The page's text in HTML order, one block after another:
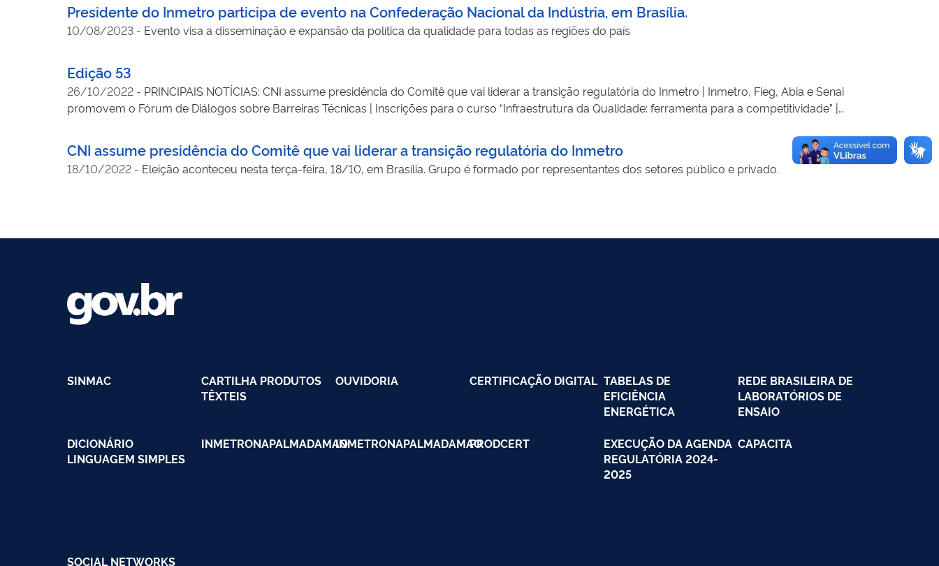
Presidente do Inmetro participa de evento na Confederação Nacional da Indústria, em Brasília.
10/08/2023 - Evento visa a disseminação e expansão da política da qualidade para todas as regiões do país
Edição 53
26/10/2022 - PRINCIPAIS NOTÍCIAS: CNI assume presidência do Comitê que vai liderar a transição regulatória do Inmetro | Inmetro, Fieg, Abia e Senai
promovem o Fórum de Diálogos sobre Barreiras Técnicas | Inscrições para o curso “Infraestrutura da Qualidade: ferramenta para a competitividade” |
pela Polícia Federal | Deliberação 314 de 21/10/2022 – Aprova o Acordo de Cooperação Técnica - ACT entre o Instituto Nacional de Metrologia, Qualidade
e Tecnologia - INMETRO e a Agência Nacional de Transportes Terrestres, objetivando o desenvolvimento de trabalhos e ações de interesse comum às suas
áreas
CNI assume presidência do Comitê que vai liderar a transição regulatória do Inmetro
18/10/2022 - Eleição aconteceu nesta terça-feira, 18/10, em Brasília. Grupo é formado por representantes dos setores público e privado.
SINMAC
CARTILHA PRODUTOS
TÊXTEIS
OUVIDORIA CERTIFICAÇÃO DIGITAL TABELAS DE
EFICIÊNCIA
ENERGÉTICA
REDE BRASILEIRA DE
LABORATÓRIOS DE
ENSAIO
DICIONÁRIO
LINGUAGEM SIMPLES
INMETRONAPALMADAMAOINMETRONAPALMADAMAOPRODCERT
EXECUÇÃO DA AGENDA
REGULATÓRIA 2024-
2025
CAPACITA
SOCIAL NETWORKS